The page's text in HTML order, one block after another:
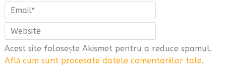
Acest site folosește Akismet pentru a reduce spamul.
Află cum sunt procesate datele comentariilor tale.